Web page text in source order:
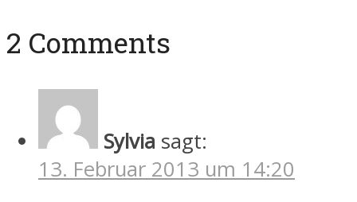
2 Comments
Sylvia sagt:
13. Februar 2013 um 14:20